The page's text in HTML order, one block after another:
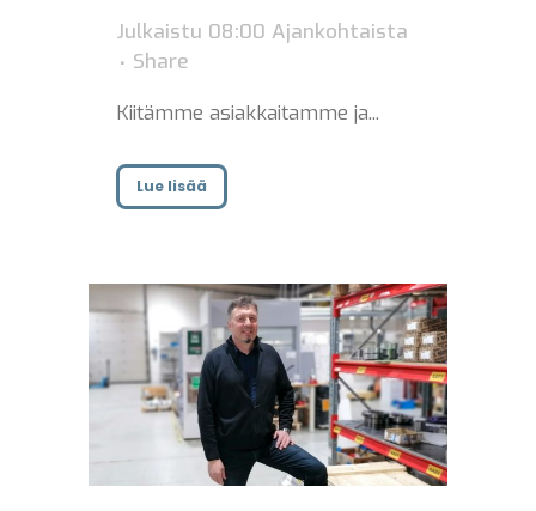
Julkaistu 08:00 Ajankohtaista
Share
Kiitämme asiakkaitamme ja...
Lue lisää